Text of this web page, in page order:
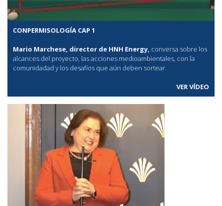
CONPERMISOLOGÍA CAP 1
Mario Marchese, director de HNH Energy, conversa sobre los
alcances del proyecto, las acciones medioambientales, con la
comunidadad y los desafíos que aún deben sortear.
VER VÍDEO